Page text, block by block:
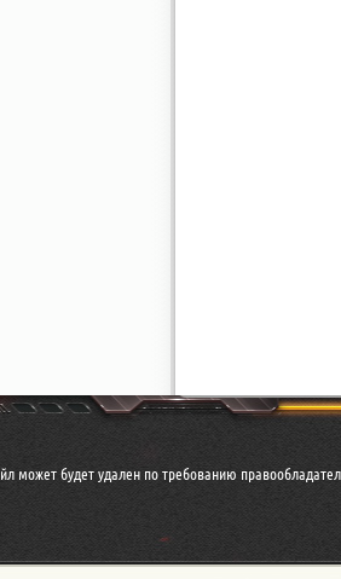
может будет удален по требованию